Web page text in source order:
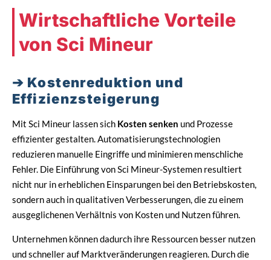
Wirtschaftliche Vorteile
von Sci Mineur
Kostenreduktion und
Effizienzsteigerung
Mit Sci Mineur lassen sich Kosten senken und Prozesse
effizienter gestalten. Automatisierungstechnologien
reduzieren manuelle Eingriffe und minimieren menschliche
Fehler. Die Einführung von Sci Mineur-Systemen resultiert
nicht nur in erheblichen Einsparungen bei den Betriebskosten,
sondern auch in qualitativen Verbesserungen, die zu einem
ausgeglichenen Verhältnis von Kosten und Nutzen führen.
Unternehmen können dadurch ihre Ressourcen besser nutzen
und schneller auf Marktveränderungen reagieren. Durch die